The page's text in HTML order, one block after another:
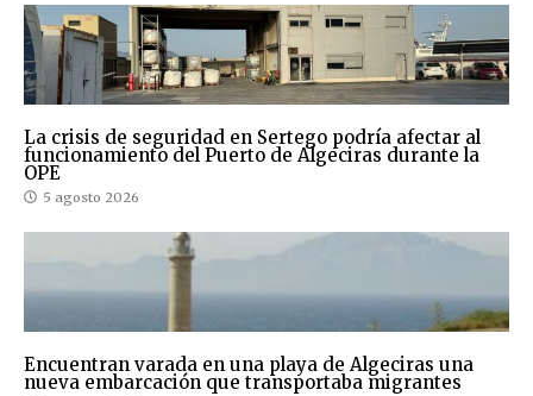
La crisis de seguridad en Sertego podría afectar al
funcionamiento del Puerto de Algeciras durante la
OPE
5 agosto 2026
Encuentran varada en una playa de Algeciras una
nueva embarcación que transportaba migrantes